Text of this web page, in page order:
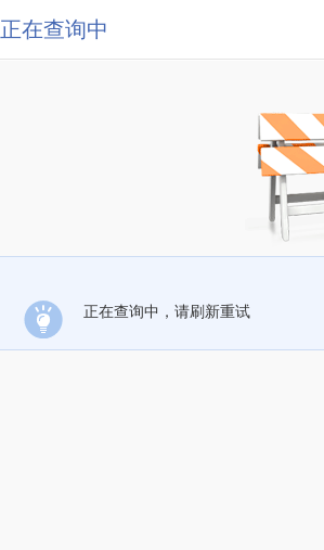
正在查询中
正在查询中，请刷新重试